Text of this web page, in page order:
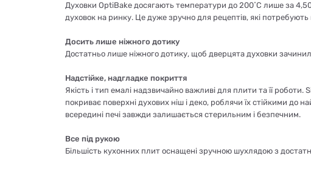
Духовки OptiBake досягають температури до 200˚C лише за
духовок на ринку. Це дуже зручно для рецептів, які
Досить лише ніжного дотику
Достатньо лише ніжного дотику, щоб дверцята духовки
Надстійке, надгладке покриття
Якість і тип емалі надзвичайно важливі для плити та її
покриває поверхні духових ніш і деко, роблячи їх стійкими до
всередині печі завжди залишається стерильним і безпечним.
Все під рукою
Більшість кухонних плит оснащені зручною шухлядою з